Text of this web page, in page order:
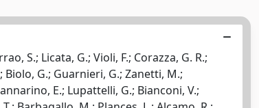
S.; Licata, G.; Violi, F.; Corazza, G. R.;
Biolo, G.; Guarnieri, G.; Zanetti, M.;
E.; Lupattelli, G.; Bianconi, V.;